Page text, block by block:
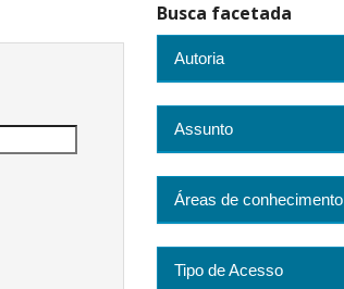
Busca facetada
Autoria
Assunto
Áreas de conhecimento
Tipo de Acesso